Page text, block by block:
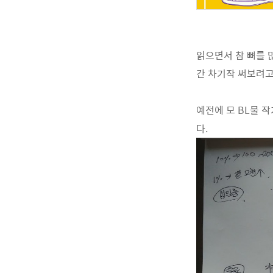
읽으면서 참 뼈를
간 차기작 써보려
예전에 모 BL물
다.